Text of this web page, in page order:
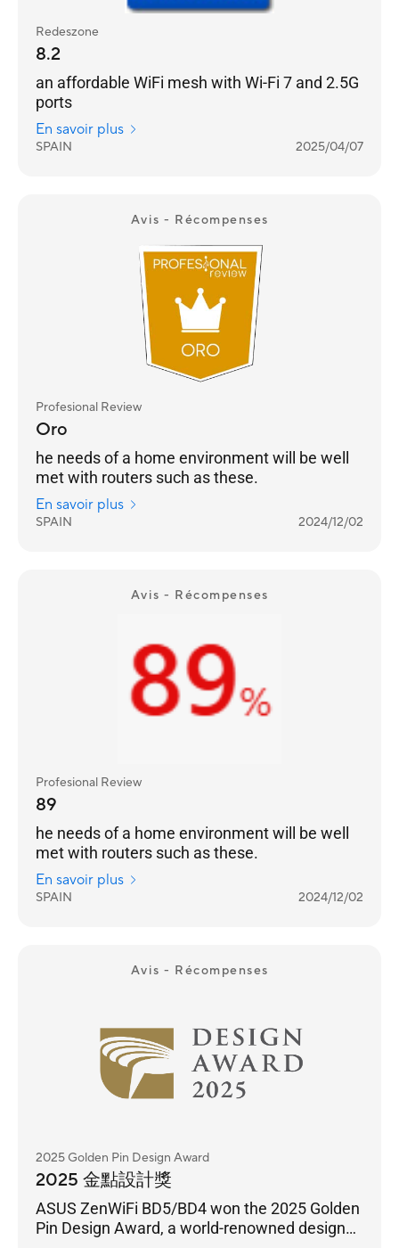
Redeszone
8.2
an affordable WiFi mesh with Wi-Fi 7 and 2.5G
ports
En savoir plus
SPAIN 2025/04/07
Avis - Récompenses
Profesional Review
Oro
he needs of a home environment will be well
met with routers such as these.
En savoir plus
SPAIN 2024/12/02
Avis - Récompenses
Profesional Review
89
he needs of a home environment will be well
met with routers such as these.
En savoir plus
SPAIN 2024/12/02
Avis - Récompenses
2025 Golden Pin Design Award
2025 金點設計獎
ASUS ZenWiFi BD5/BD4 won the 2025 Golden
Pin Design Award, a world-renowned design